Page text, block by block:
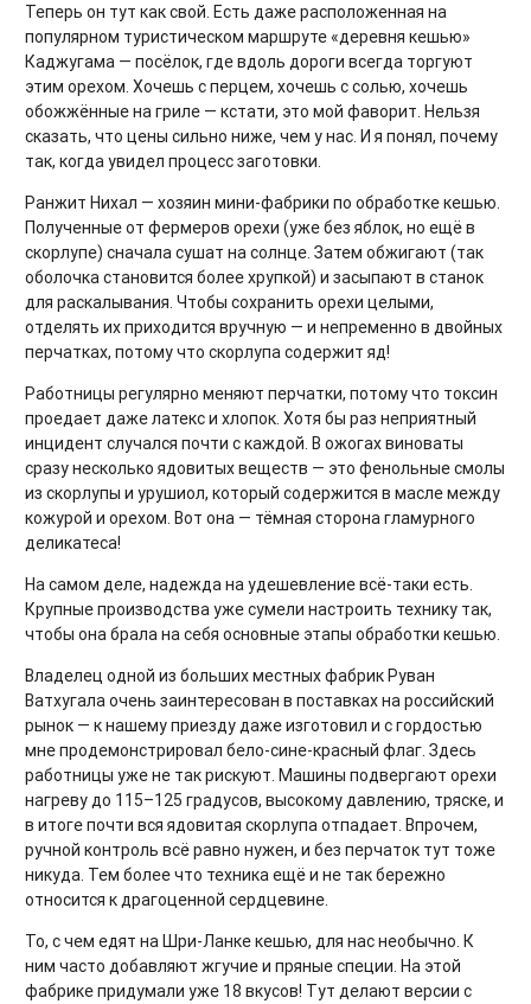
Теперь он тут как свой. Есть даже расположенная на
популярном туристическом маршруте «деревня кешью»
Каджугама — посёлок, где вдоль дороги всегда торгуют
этим орехом. Хочешь с перцем, хочешь с солью, хочешь
обожжённые на гриле — кстати, это мой фаворит. Нельзя
сказать, что цены сильно ниже, чем у нас. И я понял, почему
так, когда увидел процесс заготовки.
Ранжит Нихал — хозяин мини-фабрики по обработке кешью.
Полученные от фермеров орехи (уже без яблок, но ещё в
скорлупе) сначала сушат на солнце. Затем обжигают (так
оболочка становится более хрупкой) и засыпают в станок
для раскалывания. Чтобы сохранить орехи целыми,
отделять их приходится вручную — и непременно в двойных
перчатках, потому что скорлупа содержит яд!
Работницы регулярно меняют перчатки, потому что токсин
проедает даже латекс и хлопок. Хотя бы раз неприятный
инцидент случался почти с каждой. В ожогах виноваты
сразу несколько ядовитых веществ — это фенольные смолы
из скорлупы и урушиол, который содержится в масле между
кожурой и орехом. Вот она — тёмная сторона гламурного
деликатеса!
На самом деле, надежда на удешевление всё-таки есть.
Крупные производства уже сумели настроить технику так,
чтобы она брала на себя основные этапы обработки кешью.
Владелец одной из больших местных фабрик Руван
Ватхугала очень заинтересован в поставках на российский
рынок — к нашему приезду даже изготовил и с гордостью
мне продемонстрировал бело-сине-красный флаг. Здесь
работницы уже не так рискуют. Машины подвергают орехи
нагреву до 115–125 градусов, высокому давлению, тряске, и
в итоге почти вся ядовитая скорлупа отпадает. Впрочем,
ручной контроль всё равно нужен, и без перчаток тут тоже
никуда. Тем более что техника ещё и не так бережно
относится к драгоценной сердцевине.
То, с чем едят на Шри-Ланке кешью, для нас необычно. К
ним часто добавляют жгучие и пряные специи. На этой
фабрике придумали уже 18 вкусов! Тут делают версии с